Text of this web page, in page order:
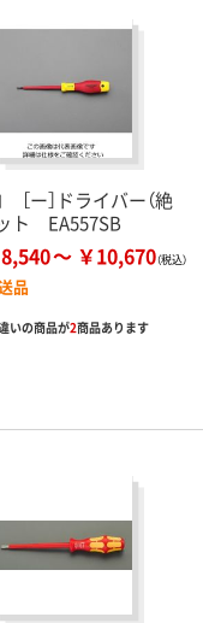
［ー］ドライバー（絶
ト EA557SB
￥10,670
品
いの商品が2商品あります